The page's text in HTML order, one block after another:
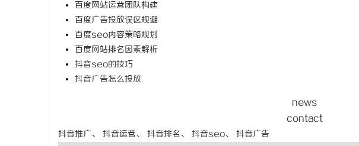
百度网站运营团队构建
百度广告投放误区规避
百度seo内容策略规划
百度网站排名因素解析
抖音seo的技巧
抖音广告怎么投放
news
contact
抖音推广、 抖音运营、 抖音排名、 抖音seo、 抖音广告